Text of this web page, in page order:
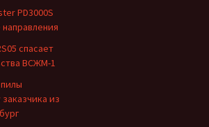
PD3000S
спасает
ВСЖМ-1
из